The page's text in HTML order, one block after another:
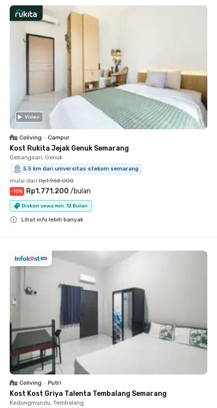
Video
Coliving • Campur
Kost Rukita Jejak Genuk Semarang
Gebangsari, Genuk
5.5 km dari universitas stekom semarang
mulai dari Rp1.968.000
-10% Rp1.771.200 /bulan
Diskon sewa min. 12 Bulan
Lihat info lebih banyak
Coliving • Putri
Kost Kost Griya Talenta Tembalang Semarang
Kedungmundu, Tembalang